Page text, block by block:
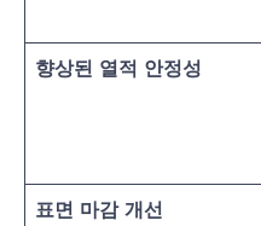
향상된 열적 안정성
표면 마감 개선